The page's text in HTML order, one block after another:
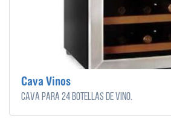
Cava Vinos
Cava para 24 botellas de vino.